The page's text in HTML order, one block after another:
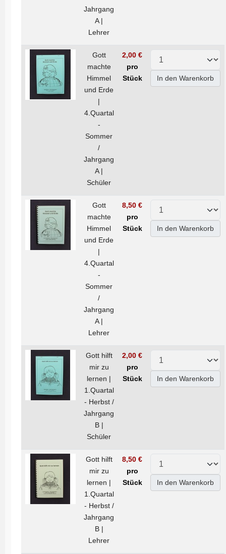
Jahrgang
A |
Lehrer
Gott
machte
Himmel
und Erde
|
4.Quartal
-
Sommer
/
Jahrgang
A |
Schüler
2,00 €
pro
Stück
In den Warenkorb
Gott
machte
Himmel
und Erde
|
4.Quartal
-
Sommer
/
Jahrgang
A |
Lehrer
8,50 €
pro
Stück
In den Warenkorb
Gott hilft
mir zu
lernen |
1.Quartal
- Herbst /
Jahrgang
B |
Schüler
2,00 €
pro
Stück
In den Warenkorb
Gott hilft
mir zu
lernen |
1.Quartal
- Herbst /
Jahrgang
B |
Lehrer
8,50 €
pro
Stück
In den Warenkorb